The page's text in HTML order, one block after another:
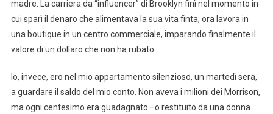
madre. La carriera da “influencer” di Brooklyn finì nel momento in
cui sparì il denaro che alimentava la sua vita finta; ora lavora in
una boutique in un centro commerciale, imparando finalmente il
valore di un dollaro che non ha rubato.
Io, invece, ero nel mio appartamento silenzioso, un martedì sera,
a guardare il saldo del mio conto. Non aveva i milioni dei Morrison,
ma ogni centesimo era guadagnato—o restituito da una donna